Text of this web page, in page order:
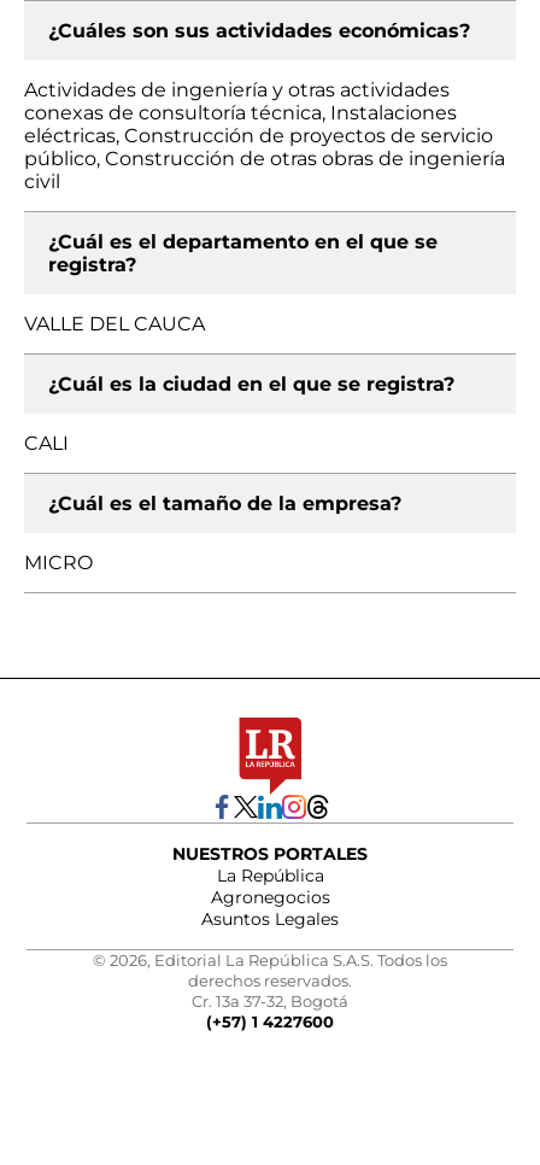
¿Cuáles son sus actividades económicas?
Actividades de ingeniería y otras actividades
conexas de consultoría técnica, Instalaciones
eléctricas, Construcción de proyectos de servicio
público, Construcción de otras obras de ingeniería
civil
¿Cuál es el departamento en el que se
registra?
VALLE DEL CAUCA
¿Cuál es la ciudad en el que se registra?
CALI
¿Cuál es el tamaño de la empresa?
MICRO
NUESTROS PORTALES
La República
Agronegocios
Asuntos Legales
© 2026, Editorial La República S.A.S. Todos los
derechos reservados.
Cr. 13a 37-32, Bogotá
(+57) 1 4227600